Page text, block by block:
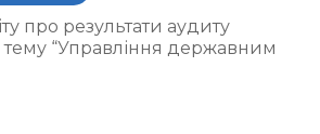
про результати аудиту
тему “Управління державним